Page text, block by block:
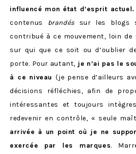
influencé mon état d’esprit actuel.
contenus brandéssur les blogs
contribué à ce mouvement, loin de
sur qui que ce soit ou d’oublier
porte. Pour autant, je n’ai pas le
à ce niveau(je pense d’ailleurs
décisions réfléchies, afin de
intéressantes et toujours
redevenir en contrôle, « seule
arrivée à un point où je ne
exercée par les marques.